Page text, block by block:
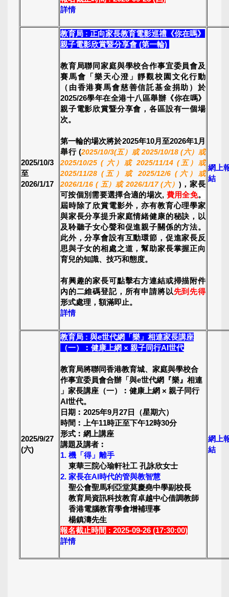
詳情
2025/10/3
至
2026/1/17
教育局 : 正向家長教育電影巡禮《你在嗎》
親子電影欣賞暨分享會 (第一輪)
教育局聯同家庭與學校合作事宜委員會及
賽馬會「樂天心澄」靜觀校園文化行動
（由香港賽馬會慈善信託基金捐助）於
2025/26學年在全港十八區舉辦《你在嗎》
親子電影欣賞暨分享會，各區設有一個場
次。
第一輪的場次將於2025年10月至2026年1月
舉行(2025/10/3(五）或 2025/10/18 (六）或
2025/10/25 ( 六）或 2025/11/14 (五）或
2025/11/28 (五）或 2025/12/6 (六）或
2026/1/16 ( 五）或 2026/1/17 (六） ) ，家長
可按個別需要選擇合適的場次, 費用全免。
屆時除了欣賞電影外，亦有教育心理學家
與家長分享提升家庭情緒健康的秘訣，以
及聆聽子女心聲和促進親子關係的方法。
此外，分享會設有互動環節，促進家長反
思與子女的相處之道，幫助家長掌握正向
育兒的知識、技巧和態度。
有興趣的家長可點擊右方連結或掃描附件
內的二維碼登記，所有申請將以先到先得
形式處理，額滿即止。
詳情
網上
結
2025/9/27
(六)
教育局 : 與e世代網「樂」相連家長講座
（一）︰健康上網 × 親子同行AI世代
教育局將聯同香港教育城、家庭與學校合
作事宜委員會合辦「與e世代網『樂』相連
」家長講座（一）︰健康上網 × 親子同行
AI世代。
日期︰2025年9月27日（星期六）
時間︰上午11時正至下午12時30分
形式︰網上講座
講題及講者︰
1. 機「得」離手
東華三院心瑜軒社工 孔詠欣女士
2. 家長在AI時代的管與教智慧
聖公會聖馬利亞堂莫慶堯中學副校長
教育局資訊科技教育卓越中心借調教師
香港電腦教育學會增補理事
楊鎮濤先生
報名截止時間 : 2025-09-26 (17:30:00)
詳情
網上
結